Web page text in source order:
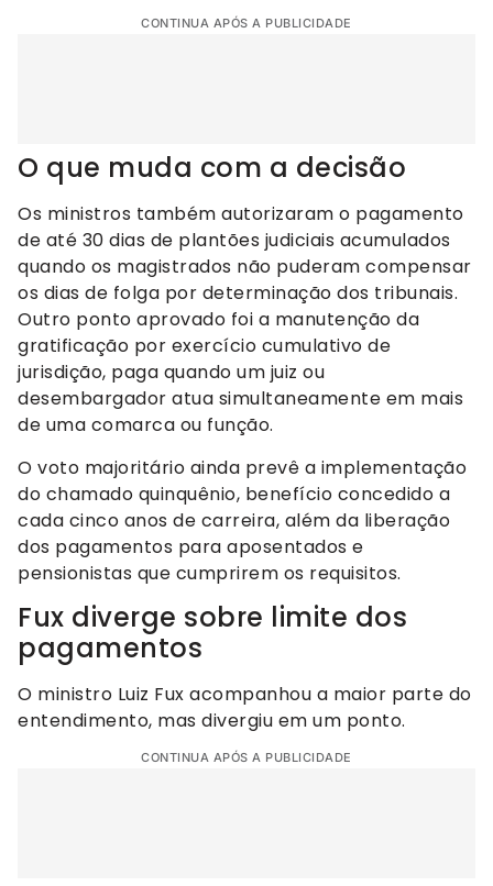
CONTINUA APÓS A PUBLICIDADE
O que muda com a decisão
Os ministros também autorizaram o pagamento
de até 30 dias de plantões judiciais acumulados
quando os magistrados não puderam compensar
os dias de folga por determinação dos tribunais.
Outro ponto aprovado foi a manutenção da
gratificação por exercício cumulativo de
jurisdição, paga quando um juiz ou
desembargador atua simultaneamente em mais
de uma comarca ou função.
O voto majoritário ainda prevê a implementação
do chamado quinquênio, benefício concedido a
cada cinco anos de carreira, além da liberação
dos pagamentos para aposentados e
pensionistas que cumprirem os requisitos.
Fux diverge sobre limite dos
pagamentos
O ministro Luiz Fux acompanhou a maior parte do
entendimento, mas divergiu em um ponto.
CONTINUA APÓS A PUBLICIDADE